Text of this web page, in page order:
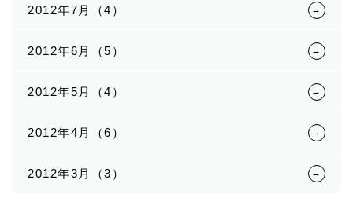
2012年7月（4）
2012年6月（5）
2012年5月（4）
2012年4月（6）
2012年3月（3）